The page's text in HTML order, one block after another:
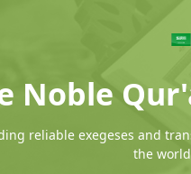
Noble
reliable exegeses and
the